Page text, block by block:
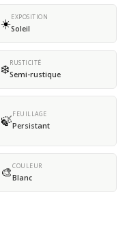
☀️EXPOSITION
Soleil
❄️RUSTICITÉ
Semi-rustique
🍃FEUILLAGE
Persistant
🎨COULEUR
Blanc